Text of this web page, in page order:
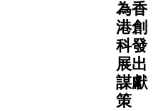
為香
港創
科發
展出
謀獻
策